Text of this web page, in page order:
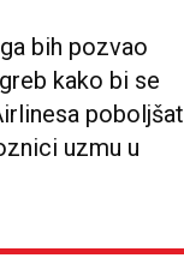
bih pozvao
kako bi se
poboljšat
uzmu u